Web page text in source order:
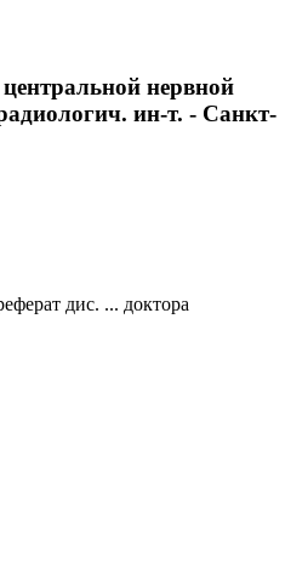
нервной
ин-т. - Санкт-
дис. ... доктора